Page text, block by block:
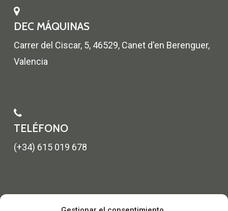
DEC MÁQUINAS
Carrer del Ciscar, 5, 46529, Canet d'en Berenguer,
Valencia
TELÉFONO
(+34) 615 019 678